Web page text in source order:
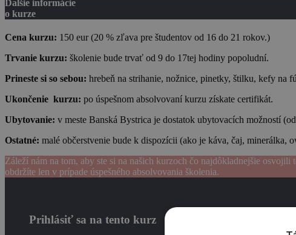
Ďalšie informácie
o kurze
Cena kurzu: 150 eur (20 % zľava pre študentov od 16 do 21 rokov.)
Trvanie kurzu: školenie bude trvať od 9 do 17tej hodiny popoludní.
Prineste si so sebou: hrebeň na strihanie, nožnice, pinetky, štilku, kefy na
Ukončenie kurzu: po úspešnom absolvovaní kurzu získate certifikát.
Ubytovanie: v meste Banská Bystrica je dostatok ubytovacích možností
Ostatné: malé občerstvenie bude k dispozícii (ako je káva, čaj, minerálka,
Záleží nám na tom, aby ste si na našich kurzoch čo najdôkladnejšie
obdržíte len v prípade úspešného absolvovania školenia.
Prihlásiť sa na tento kurz